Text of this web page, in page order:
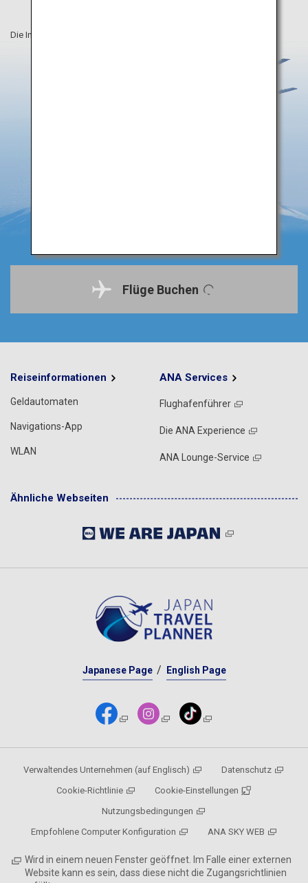
Die Informationen auf dieser Webseite sind vom September 2020.
Flüge Buchen
Reiseinformationen
Geldautomaten
Navigations-App
WLAN
ANA Services
Flughafenführer
Die ANA Experience
ANA Lounge-Service
Ähnliche Webseiten
Japanese Page English Page
Verwaltendes Unternehmen (auf Englisch)
Datenschutz
Cookie-Richtlinie
Cookie-Einstellungen
Nutzungsbedingungen
Empfohlene Computer Konfiguration
ANA SKY WEB
Wird in einem neuen Fenster geöffnet. Im Falle einer externen
Website kann es sein, dass diese nicht die Zugangsrichtlinien